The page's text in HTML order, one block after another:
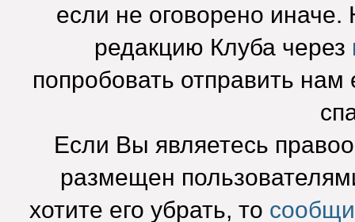
если не оговорено
редакцию Клуба через
попробовать отправить нам
Если Вы являетесь
размещен
хотите его убрать, то